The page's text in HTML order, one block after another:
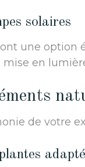
solaires
une option
en
de votre